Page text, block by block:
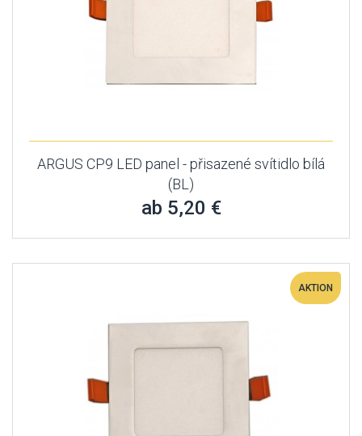
ARGUS CP9 LED panel - přisazené svítidlo bílá
(BL)
ab 5,20 €
AKTION